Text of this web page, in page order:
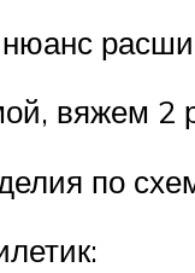
вяжем 2
по